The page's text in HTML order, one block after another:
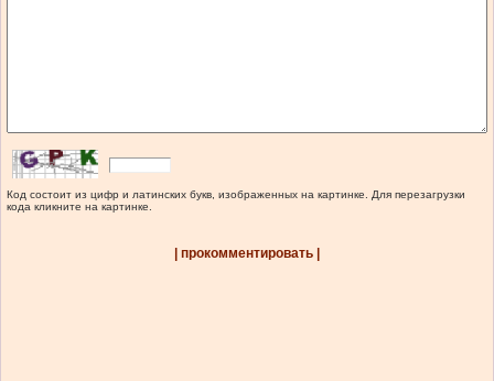
Код состоит из цифр и латинских букв, изображенных на картинке. Для перезагрузки
кода кликните на картинке.
| прокомментировать |